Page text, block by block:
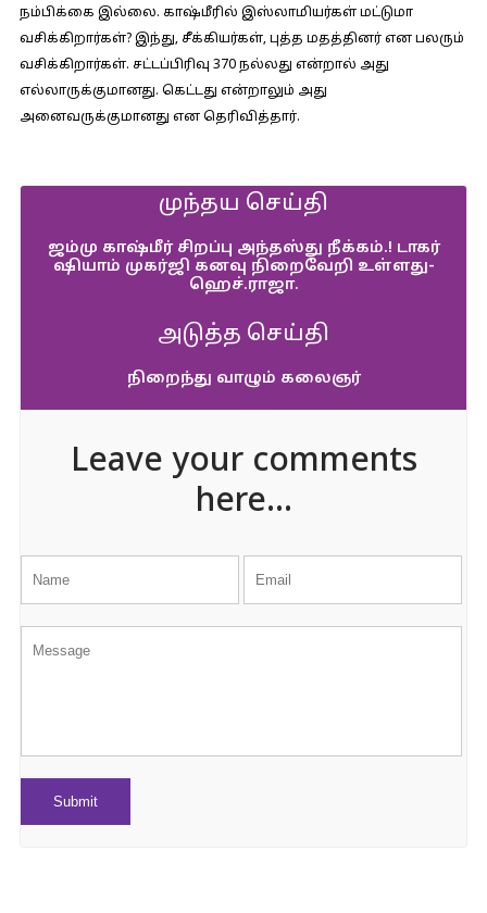
நம்பிக்கை இல்லை. காஷ்மீரில் இஸ்லாமியர்கள் மட்டுமா
வசிக்கிறார்கள்? இந்து, சீக்கியர்கள், புத்த மதத்தினர் என பலரும்
வசிக்கிறார்கள். சட்டப்பிரிவு 370 நல்லது என்றால் அது
எல்லாருக்குமானது. கெட்டது என்றாலும் அது
அனைவருக்குமானது என தெரிவித்தார்.
முந்தய செய்தி
ஜம்மு காஷ்மீர் சிறப்பு அந்தஸ்து நீக்கம்.! டாகர்
ஷியாம் முகர்ஜி கனவு நிறைவேறி உள்ளது-
ஹெச்.ராஜா.
அடுத்த செய்தி
நிறைந்து வாழும் கலைஞர்
Leave your comments
here...